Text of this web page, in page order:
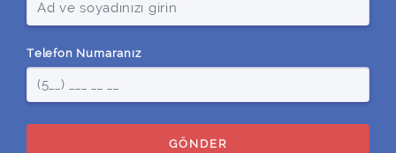
Telefon Numaranız
GÖNDER